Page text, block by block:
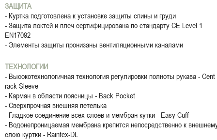
ЗАЩИТА
- Куртка подготовлена к установке защиты спины и груди
- Защита локтей и плеч сертифицирована по стандарту CE Level 1
EN17092
- Элементы защиты пронизаны вентиляционными каналами
ТЕХНОЛОГИИ
- Высокотехнологичная технология регулировки полноты рукава - Cent
rack Sleeve
- Карман в области поясницы - Back Pocket
- Сверхпрочная внешняя петелька
- Гладкое соединение всех слоев и мембран кутки - Easy Cuff
- Водонепроницаемая мембрана крепится непосредственно к
слою куртки - Raintex-DL